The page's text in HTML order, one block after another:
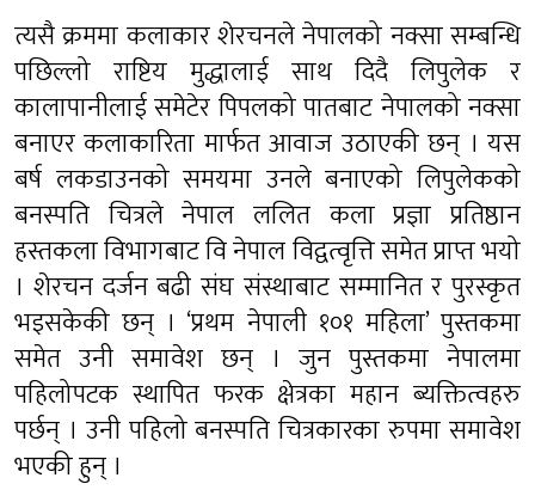
त्यसै क्रममा कलाकार शेरचनले नेपालको नक्सा सम्बन्धि
पछिल्लो राष्टिय मुद्धालाई साथ दिदै लिपुलेक र
कालापानीलाई समेटेर पिपलको पातबाट नेपालको नक्सा
बनाएर कलाकारिता मार्फत आवाज उठाएकी छन् । यस
बर्ष लकडाउनको समयमा उनले बनाएको लिपुलेकको
बनस्पति चित्रले नेपाल ललित कला प्रज्ञा प्रतिष्ठान
हस्तकला विभागबाट वि नेपाल विद्वत्वृत्ति समेत प्राप्त भयो
। शेरचन दर्जन बढी संघ संस्थाबाट सम्मानित र पुरस्कृत
भइसकेकी छन् । ‘प्रथम नेपाली १०१ महिला’ पुस्तकमा
समेत उनी समावेश छन् । जुन पुस्तकमा नेपालमा
पहिलोपटक स्थापित फरक क्षेत्रका महान ब्यक्तित्वहरु
पर्छन् । उनी पहिलो बनस्पति चित्रकारका रुपमा समावेश
भएकी हुन् ।